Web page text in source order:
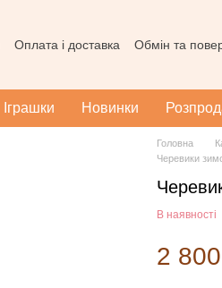
Оплата і доставка Обмін та
Іграшки Новинки
Головна
Черевики
В наявності
2